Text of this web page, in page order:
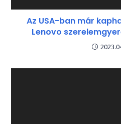
Az USA-ban már
Lenovo